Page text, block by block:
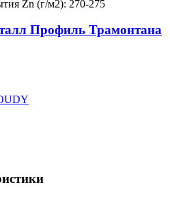
Zn (г/м2): 270-275
Профиль Трамонтана